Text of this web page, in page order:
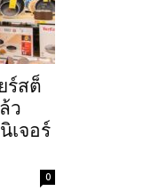
ร์สต็
ว
เจอร์
0